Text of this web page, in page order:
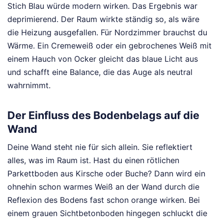
Stich Blau würde modern wirken. Das Ergebnis war
deprimierend. Der Raum wirkte ständig so, als wäre
die Heizung ausgefallen. Für Nordzimmer brauchst du
Wärme. Ein Cremeweiß oder ein gebrochenes Weiß mit
einem Hauch von Ocker gleicht das blaue Licht aus
und schafft eine Balance, die das Auge als neutral
wahrnimmt.
Der Einfluss des Bodenbelags auf die
Wand
Deine Wand steht nie für sich allein. Sie reflektiert
alles, was im Raum ist. Hast du einen rötlichen
Parkettboden aus Kirsche oder Buche? Dann wird ein
ohnehin schon warmes Weiß an der Wand durch die
Reflexion des Bodens fast schon orange wirken. Bei
einem grauen Sichtbetonboden hingegen schluckt die